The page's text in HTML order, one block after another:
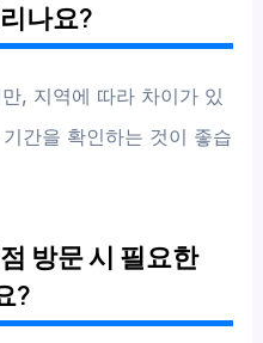
나요?
, 지역에 따라 차이가 있
간을 확인하는 것이 좋습
방문 시 필요한
?